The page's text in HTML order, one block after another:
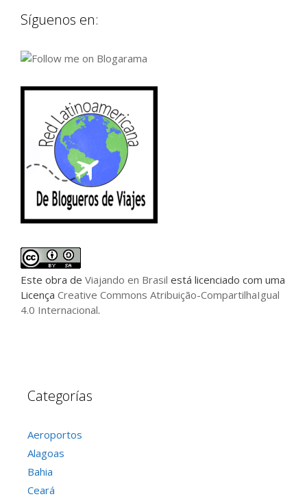
Síguenos en:
Este obra de Viajando en Brasil está licenciado com uma
Licença Creative Commons Atribuição-CompartilhaIgual
4.0 Internacional.
Categorías
Aeroportos
Alagoas
Bahia
Ceará